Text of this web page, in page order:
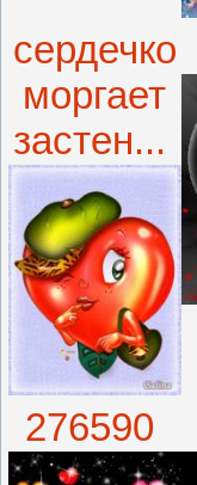
сердечко
моргает
застен...
276590